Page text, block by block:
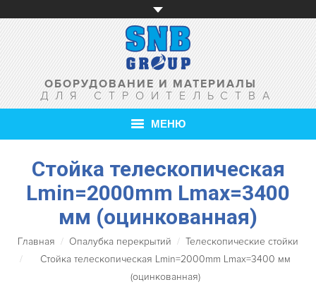
ОБОРУДОВАНИЕ И МАТЕРИАЛЫ
ДЛЯ СТРОИТЕЛЬСТВА
МЕНЮ
ГЛАВНАЯ
О КОМПАНИИ
ТОВАРЫ
УСЛУГИ
Стойка телескопическая
Lmin=2000mm Lmax=3400
мм (оцинкованная)
Главная Опалубка перекрытий
Телескопические стойки
Стойка телескопическая Lmin=2000mm Lmax=3400 мм
(оцинкованная)